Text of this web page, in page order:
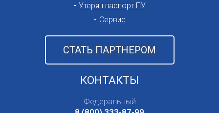
СТАТЬ ПАРТНЕРОМ
Утерян паспорт ПУ
Сервис
КОНТАКТЫ
Федеральный